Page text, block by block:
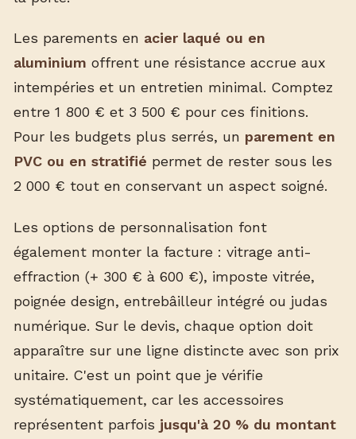
Les parements en acier laqué ou en
aluminium offrent une résistance accrue aux
intempéries et un entretien minimal. Comptez
entre 1 800 € et 3 500 € pour ces finitions.
Pour les budgets plus serrés, un parement en
PVC ou en stratifié permet de rester sous les
2 000 € tout en conservant un aspect soigné.
Les options de personnalisation font
également monter la facture : vitrage anti-
effraction (+ 300 € à 600 €), imposte vitrée,
poignée design, entrebâilleur intégré ou judas
numérique. Sur le devis, chaque option doit
apparaître sur une ligne distincte avec son prix
unitaire. C'est un point que je vérifie
systématiquement, car les accessoires
représentent parfois jusqu'à 20 % du montant